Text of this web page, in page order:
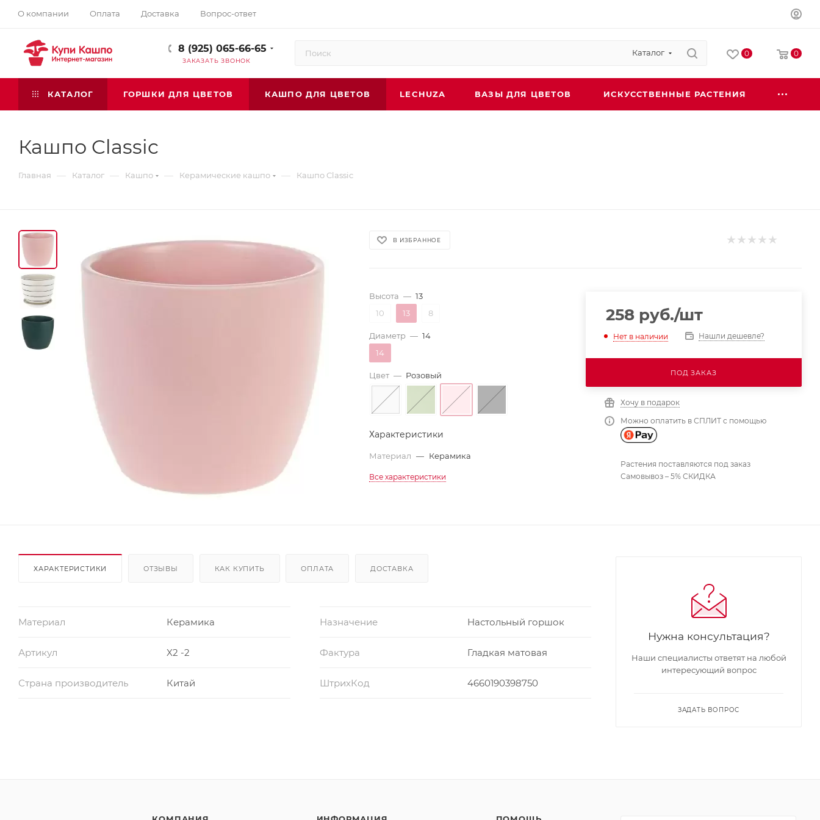
О компании Оплата Доставка Вопрос-ответ
8 (925) 065-66-65
ЗАКАЗАТЬ ЗВОНОК
Каталог 0 0
КАТАЛОГ ГОРШКИ ДЛЯ ЦВЕТОВ КАШПО ДЛЯ ЦВЕТОВ LECHUZA ВАЗЫ ДЛЯ ЦВЕТОВ ИСКУССТВЕННЫЕ РАСТЕНИЯ
Кашпо Classic
Главная — Каталог — Кашпо — Керамические кашпо — Кашпо Classic
В ИЗБРАННОЕ
Высота — 13
10
13 8
Диаметр — 14
14
Цвет — Розовый
Характеристики
Материал — Керамика
Все характеристики
258руб./шт
Нет в наличии Нашли дешевле?
ПОД ЗАКАЗ
Хочу в подарок
Можно оплатить в СПЛИТ с помощью
Растения поставляются под заказ
Самовывоз – 5% СКИДКА
ХАРАКТЕРИСТИКИ ОТЗЫВЫ КАК КУПИТЬ ОПЛАТА ДОСТАВКА
Материал Керамика Назначение Настольный горшок
Артикул X2 -2 Фактура Гладкая матовая
Страна производитель Китай ШтрихКод 4660190398750
Нужна консультация?
Наши специалисты ответят на любой
интересующий вопрос
ЗАДАТЬ ВОПРОС